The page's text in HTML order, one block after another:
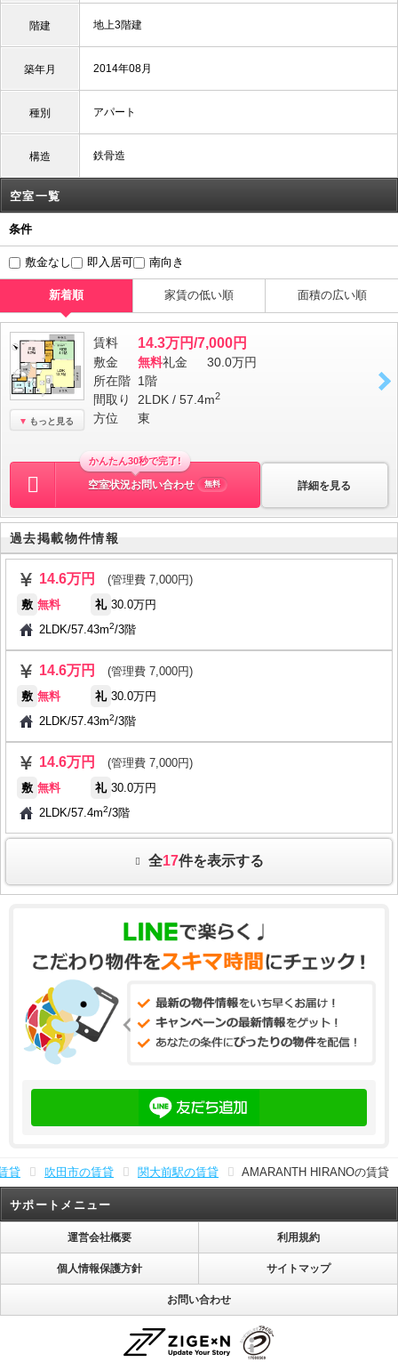
階建 地上3階建
築年月 2014年08月
種別 アパート
構造 鉄骨造
空室一覧
条件
敷金なし 即入居可 南向き
新着順 家賃の低い順 面積の広い順
もっと見る
賃料 14.3万円/7,000円
敷金 無料礼金
30.0万円
所在階 1階
間取り
2LDK / 57.4m2
方位 東
詳細を見る
かんたん30秒で完了!
空室状況お問い合わせ 無料
過去掲載物件情報
14.6万円
(管理費 7,000円)
敷 無料 礼 30.0万円
2LDK/57.43m2/3階
14.6万円
(管理費 7,000円)
敷 無料 礼 30.0万円
2LDK/57.43m2/3階
14.6万円
(管理費 7,000円)
敷 無料 礼 30.0万円
2LDK/57.4m2/3階
全17件を表示する
貸 吹田市の賃貸 関大前駅の賃貸 AMARANTH HIRANOの賃貸
サポートメニュー
運営会社概要 利用規約
個人情報保護方針 サイトマップ
お問い合わせ